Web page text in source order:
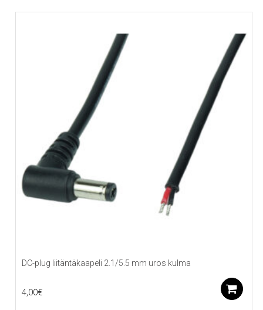
DC-plug liitäntäkaapeli 2.1/5.5 mm uros kulma
4,00€